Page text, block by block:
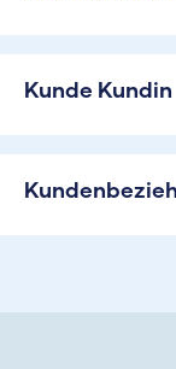
Kunde Kundin